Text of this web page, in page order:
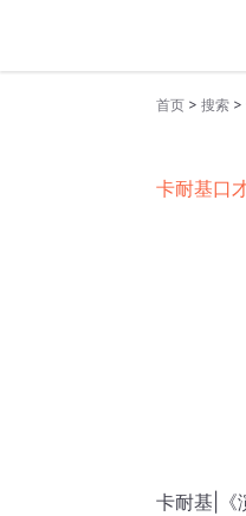
首页 > 搜索 >
卡耐基口
卡耐基|《